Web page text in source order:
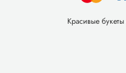
Красивые